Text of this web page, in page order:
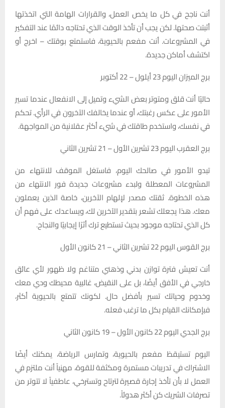
أنت ناجح في كل ما يخص العمل، والقرارات الهامة التي اتخذتها
أثبتت صحتها. لكن يجب أن تأخذ الوقت الذي تحتاجه دائمًا عند التفكير
في المشروعات. أنت مفعم بالحيوية، فاستمتع بوقتك – اخرج أو
اكتشف أماكن جديدة.
برج الميزان اليوم 23 أيلول – 22 أکتوبر
حاليًا أنت قلق ومتوتر بعض الشيء وتميل إلى الانفعال عندما تسير
الأمور على عكس رغبتك، أو عندما يخالفك الآخرون في الرأي. تحكم
في نفسك، واستخدم طاقتك في شيء أكثر عقلانية من المواجهة.
برج العقرب اليوم 23 تشرين الأول – 21 تشرين الثاني
تبدو الأمور في صالحك اليوم، فاستغل الموقف للانتهاء من
المشروعات المعطلة ولبدء مشروعات جديدة فور الانتهاء من
هذه الخطوة. ثقتك مصدر لإلهام الآخرين، خاصة الذين يعملون
معك. هذا يجعلك تشعر بتقدير الآخرين لك، ويساعدك على فهم أن
كل الذي تحتاجه موجود بحيث تستطيع ترك أثرًا إيجابيًا والنجاح.
برج القوس اليوم 22 تشرين الثاني – 21 كانون الأول
أنت تعيش فترة توازن بدني وذهني متناغم ولا ظهور لأي عائق
خارجي في الأفق أيضًا، بل على النقيض، غالبية محيطك ودي معك
وخدوم وحياتك تسير بأفضل حال. لكونك تتمتع بالحيوية أكثر،
فبإمكانك القيام بكل ما ترغب فعله.
برج الجدي اليوم 22 كانون الأول – 19 كانون الثاني
اليوم تستيقظ مفعم بالحيوية، وتمارس الرياضة، يمكنك أيضًا
الاشتراك في تدريبات مستمرة ومكثفة للقوة، مهنياً أنت ملتزم في
العمل لا بأن تأخذ إجارة قصيرة لترتاح وتسترخي، عاطفياً لا تتوتر من
تصرفات الشريك كن أكثر هدوئاً.